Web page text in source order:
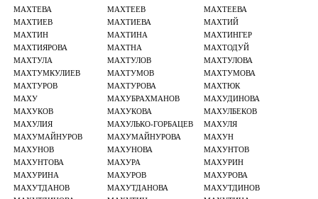
МАХТЕВА
МАХТЕЕВ
МАХТЕЕВА
МАХТИЕВ
МАХТИЕВА
МАХТИЙ
МАХТИН
МАХТИНА
МАХТИНГЕР
МАХТИЯРОВА
МАХТНА
МАХТОДУЙ
МАХТУЛА
МАХТУЛОВ
МАХТУЛОВА
МАХТУМКУЛИЕВ
МАХТУМОВ
МАХТУМОВА
МАХТУРОВ
МАХТУРОВА
МАХТЮК
МАХУ
МАХУБРАХМАНОВ
МАХУДИНОВА
МАХУКОВ
МАХУКОВА
МАХУЛБЕКОВ
МАХУЛИЯ
МАХУЛЬКО-ГОРБАЦЕВ
МАХУЛЯ
МАХУМАЙНУРОВ
МАХУМАЙНУРОВА
МАХУН
МАХУНОВ
МАХУНОВА
МАХУНТОВ
МАХУНТОВА
МАХУРА
МАХУРИН
МАХУРИНА
МАХУРОВ
МАХУРОВА
МАХУТДАНОВ
МАХУТДАНОВА
МАХУТДИНОВ